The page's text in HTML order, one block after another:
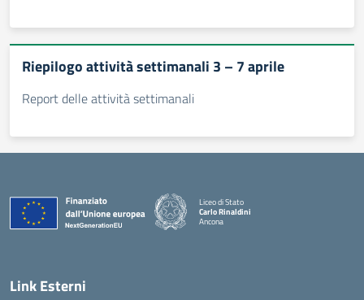
Riepilogo attività settimanali 3 – 7 aprile
Report delle attività settimanali
Liceo di Stato
Carlo Rinaldini
Ancona
Link Esterni